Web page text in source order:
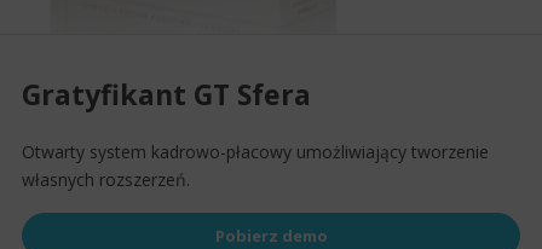
Gratyfikant GT Sfera
Otwarty system kadrowo-płacowy umożliwiający tworzenie
własnych rozszerzeń.
Pobierz demo